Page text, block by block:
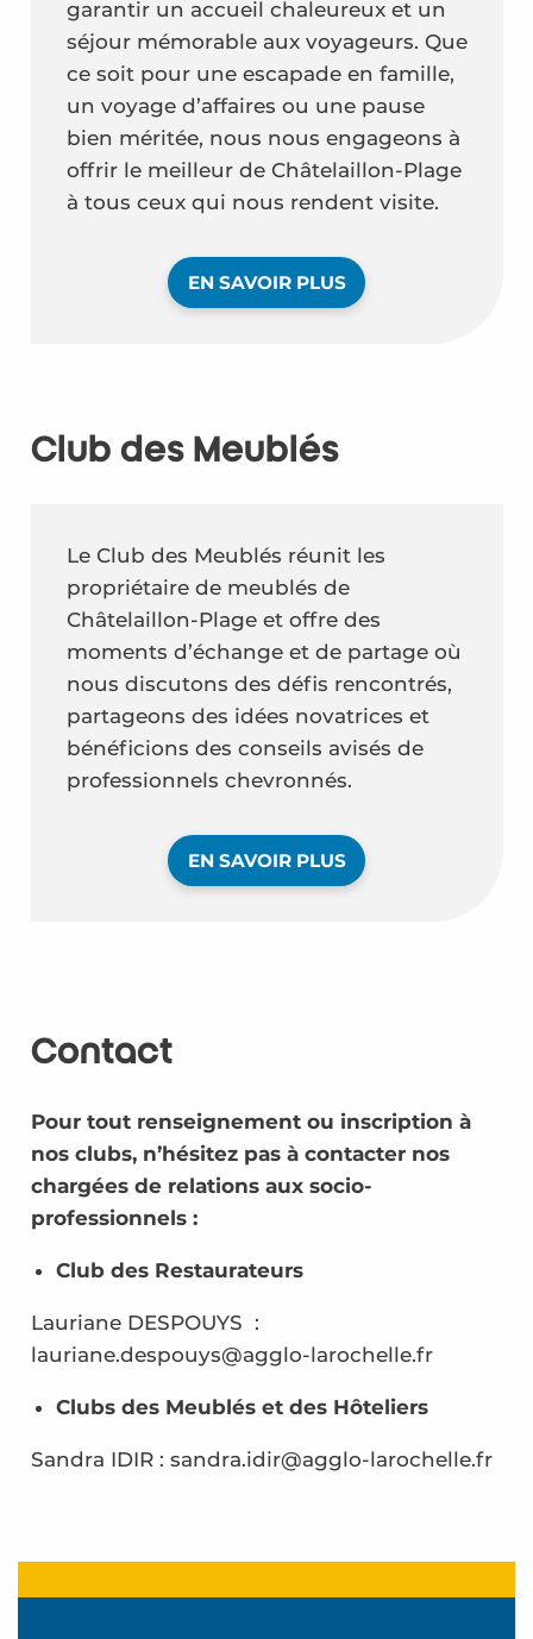
garantir un accueil chaleureux et un
séjour mémorable aux voyageurs. Que
ce soit pour une escapade en famille,
un voyage d’affaires ou une pause
bien méritée, nous nous engageons à
offrir le meilleur de Châtelaillon-Plage
à tous ceux qui nous rendent visite.
EN SAVOIR PLUS
Club des Meublés
Le Club des Meublés réunit les
propriétaire de meublés de
Châtelaillon-Plage et offre des
moments d’échange et de partage où
nous discutons des défis rencontrés,
partageons des idées novatrices et
bénéficions des conseils avisés de
professionnels chevronnés.
EN SAVOIR PLUS
Contact
Pour tout renseignement ou inscription à
nos clubs, n’hésitez pas à contacter nos
chargées de relations aux socio-
professionnels :
Club des Restaurateurs
Lauriane DESPOUYS :
lauriane.despouys@agglo-larochelle.fr
Clubs des Meublés et des Hôteliers
Sandra IDIR : sandra.idir@agglo-larochelle.fr